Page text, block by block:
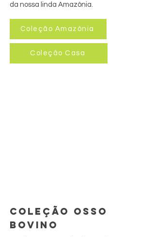
da nossa linda Amazônia.
Coleção Amazônia
Coleção Casa
COLEÇÃO OSSO
BOVINO